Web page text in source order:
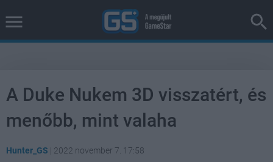
A Duke Nukem 3D visszatért, és
menőbb, mint valaha
Hunter_GS | 2022 november 7. 17:58